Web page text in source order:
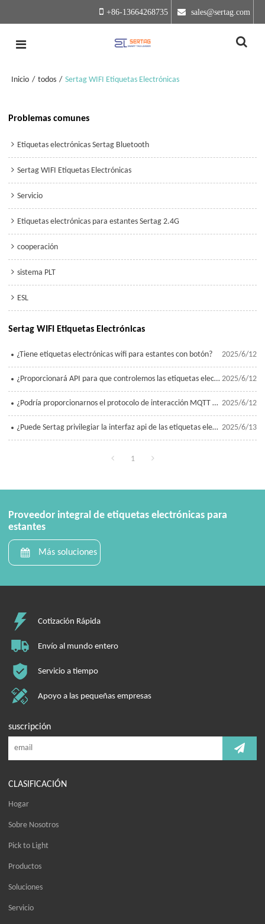
+86-13664268735 sales@sertag.com
Inicio / todos / Sertag WIFI Etiquetas Electrónicas
Problemas comunes
Etiquetas electrónicas Sertag Bluetooth
Sertag WIFI Etiquetas Electrónicas
Servicio
Etiquetas electrónicas para estantes Sertag 2.4G
cooperación
sistema PLT
ESL
Sertag WIFI Etiquetas Electrónicas
¿Tiene etiquetas electrónicas wifi para estantes con botón? 2025/6/12
¿Proporcionará API para que controlemos las etiquetas electrónicas de los estantes wifi? 2025/6/12
¿Podría proporcionarnos el protocolo de interacción MQTT de etiquetas WIFI? 2025/6/12
¿Puede Sertag privilegiar la interfaz api de las etiquetas electrónicas wifi para que desarrollemos 2025/6/13
1
Proveedor integral de etiquetas electrónicas para
estantes
Más soluciones
Cotización Rápida
Envío al mundo entero
Servicio a tiempo
Apoyo a las pequeñas empresas
suscripción
CLASIFICACIÓN
Hogar
Sobre Nosotros
Pick to Light
Productos
Soluciones
Servicio